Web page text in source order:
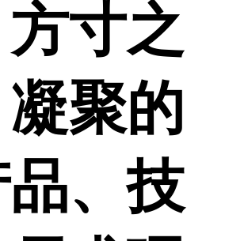
方寸之
聚的
、技